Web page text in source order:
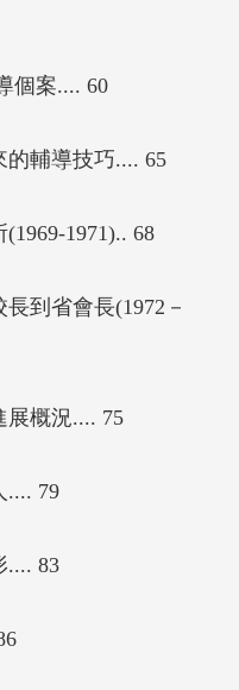
個案.... 60
輔導技巧.... 65
1971).. 68
到省會長(1972－
展概況.... 75
.... 79
.... 83